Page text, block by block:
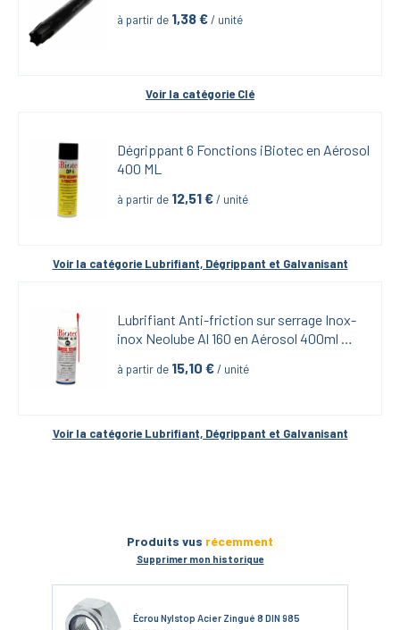
à partir de 1,38 € / unité
Voir la catégorie Clé
Dégrippant 6 Fonctions iBiotec en Aérosol
400 ML
à partir de 12,51 € / unité
Voir la catégorie Lubrifiant, Dégrippant et Galvanisant
Lubrifiant Anti-friction sur serrage Inox-
inox Neolube Al 160 en Aérosol 400ml
à partir de 15,10 € / unité
Voir la catégorie Lubrifiant, Dégrippant et Galvanisant
Produits vus récemment
Supprimer mon historique
Écrou Nylstop Acier Zingué 8 DIN 985